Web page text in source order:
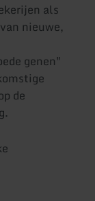
als
nieuwe,
genen"
de